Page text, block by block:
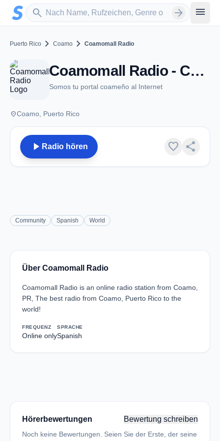
Zum Hauptinhalt springen
search
Sender suchen arrow_forward menu
Puerto Rico chevron_right Coamo chevron_right Coamomall Radio
Coamomall Radio - Coamo
Somos tu portal coameño al Internet
placeCoamo, Puerto Rico
play_arrow Radio hören favorite share
Community Spanish World
Über Coamomall Radio
Coamomall Radio is an online radio station from Coamo,
PR, The best radio from Coamo, Puerto Rico to the
world!
FREQUENZ
Online only
SPRACHE
Spanish
Hörerbewertungen Bewertung schreiben
Noch keine Bewertungen. Seien Sie der Erste, der seine